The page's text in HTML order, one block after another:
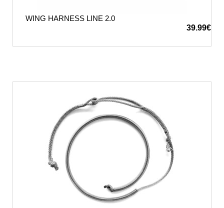
WING HARNESS LINE 2.0
39.99€